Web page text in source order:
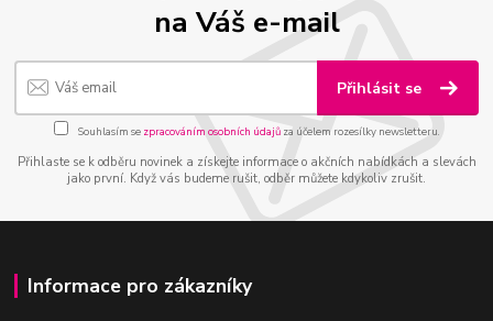
na Váš e-mail
Přihlásit se
Souhlasím se zpracováním osobních údajůza účelem rozesílky newsletteru.
Přihlaste se k odběru novinek a získejte informace o akčních nabídkách a slevách
jako první. Když vás budeme rušit, odběr můžete kdykoliv zrušit.
Informace pro zákazníky